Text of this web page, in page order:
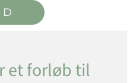
et forløb til